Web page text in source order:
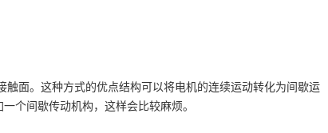
面。这种方式的优点结构可以将电机的连续运动转化为间歇运
个间歇传动机构，这样会比较麻烦。